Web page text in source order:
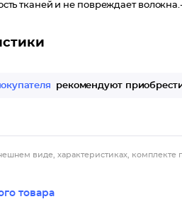
тканей и не повреждает
рекомендуют
виде, характеристиках, комплекте
товара